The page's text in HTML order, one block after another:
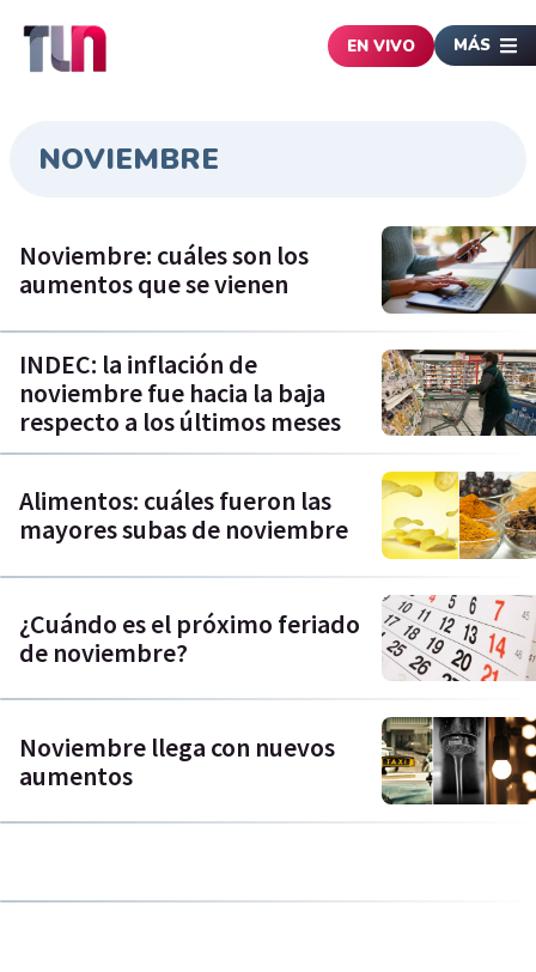
EN VIVO MÁS
NOVIEMBRE
Noviembre: cuáles son los
aumentos que se vienen
INDEC: la inflación de
noviembre fue hacia la baja
respecto a los últimos meses
Alimentos: cuáles fueron las
mayores subas de noviembre
¿Cuándo es el próximo feriado
de noviembre?
Noviembre llega con nuevos
aumentos